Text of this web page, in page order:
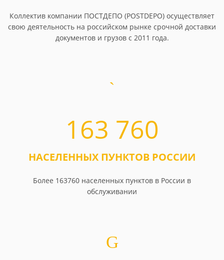
Коллектив компании ПОСТДЕПО (POSTDEPO) осуществляет
свою деятельность на российском рынке срочной доставки
документов и грузов с 2011 года.
163 760
НАСЕЛЕННЫХ ПУНКТОВ РОССИИ
Более 163760 населенных пунктов в России в
обслуживании